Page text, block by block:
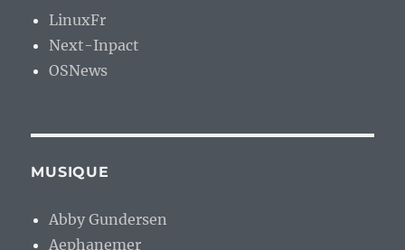
LinuxFr
Next-Inpact
OSNews
MUSIQUE
Abby Gundersen
Aephanemer